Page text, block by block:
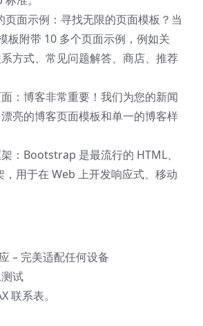
页面示例：寻找无限的页面模板？当
板附带 10 多个页面示例，例如关
方式、常见问题解答、商店、推荐
：博客非常重要！我们为您的新闻
亮的博客页面模板和单一的博客样
：Bootstrap 是最流行的 HTML、
，用于在 Web 上开发响应式、移动
– 完美适配任何设备
试
联系表。